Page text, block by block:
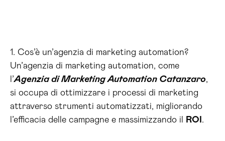
1. Cos’è un’agenzia di marketing automation?
Un’agenzia di marketing automation, come
l’Agenzia di Marketing Automation Catanzaro,
si occupa di ottimizzare i processi di marketing
attraverso strumenti automatizzati, migliorando
l’efficacia delle campagne e massimizzando il
ROI .